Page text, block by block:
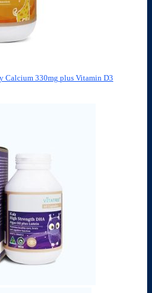
Calcium 330mg plus Vitamin D3